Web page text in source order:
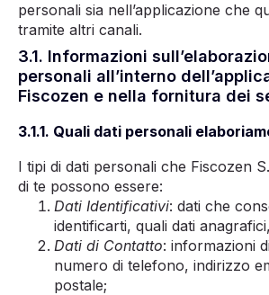
personali sia nell’applicazione che
tramite altri canali.
3.1. Informazioni
personali all’interno
Fiscozen e nella fornitura dei
3.1.1. Quali dati personali
I tipi di dati personali che Fiscozen
di te possono essere:
Dati Identificativi: dati che
identificarti, quali dati
Dati di Contatto: informazioni
numero di telefono, indirizzo
postale;